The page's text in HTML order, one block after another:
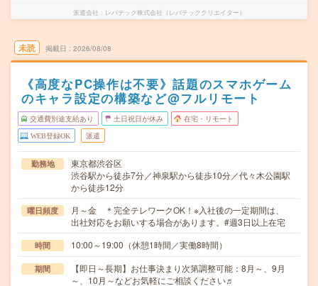
派遣会社 レバテック株式会社（レバテッククリエイター）
未読 掲載日 2026/08/08
《高度なPC操作は不要》話題のスマホゲーム
のキャラ設定の構築など@フルリモート
交通費別途支給あり 土日祝日が休み 在宅・リモート
WEB登録OK 派遣
勤務地
東京都渋谷区
渋谷駅から徒歩7分／神泉駅から徒歩10分／代々木公園駅
から徒歩12分
曜日頻度
月～金 ＊完全テレワークOK！※入社後の一定期間は、
出社対応をお願いする場合があります。#週3日以上在宅
時間 10:00～19:00（休憩1時間／実働8時間）
期間
【即日～長期】お仕事決まり次第調整可能：8月～、9月
～、10月～などお気軽にご相談ください♬